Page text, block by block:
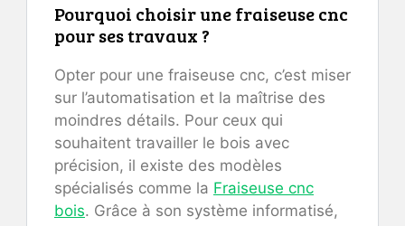
Pourquoi choisir une fraiseuse cnc
pour ses travaux ?
Opter pour une fraiseuse cnc, c’est miser
sur l’automatisation et la maîtrise des
moindres détails. Pour ceux qui
souhaitent travailler le bois avec
précision, il existe des modèles
spécialisés comme la Fraiseuse cnc
bois. Grâce à son système informatisé,